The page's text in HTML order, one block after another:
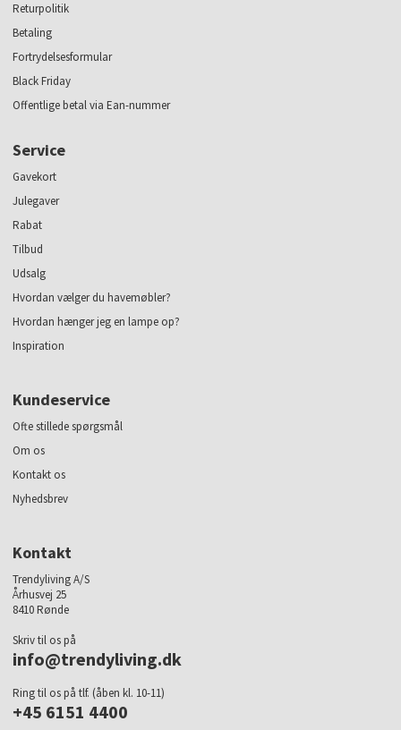
Returpolitik
Betaling
Fortrydelsesformular
Black Friday
Offentlige betal via Ean-nummer
Service
Gavekort
Julegaver
Rabat
Tilbud
Udsalg
Hvordan vælger du havemøbler?
Hvordan hænger jeg en lampe op?
Inspiration
Kundeservice
Ofte stillede spørgsmål
Om os
Kontakt os
Nyhedsbrev
Kontakt
Trendyliving A/S
Århusvej 25
8410 Rønde
Skriv til os på
info@trendyliving.dk
Ring til os på tlf. (åben kl. 10-11)
+45 6151 4400